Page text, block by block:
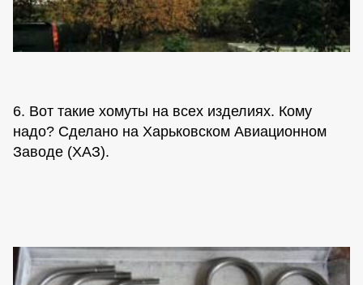
6. Вот такие хомуты на всех изделиях. Кому
надо? Сделано на Харьковском Авиационном
Заводе (ХАЗ).